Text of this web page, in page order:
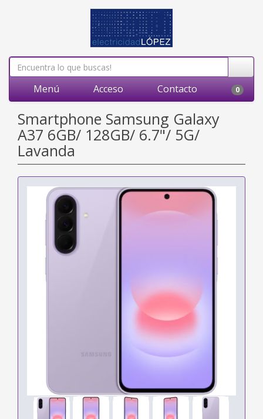
Menú Acceso Contacto 0
Smartphone Samsung Galaxy
A37 6GB/ 128GB/ 6.7"/ 5G/
Lavanda